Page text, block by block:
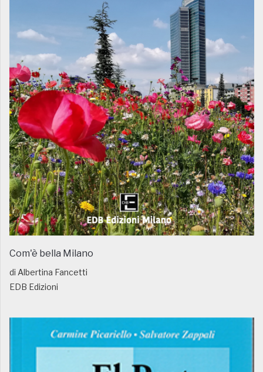
Com'è bella Milano
di Albertina Fancetti
EDB Edizioni